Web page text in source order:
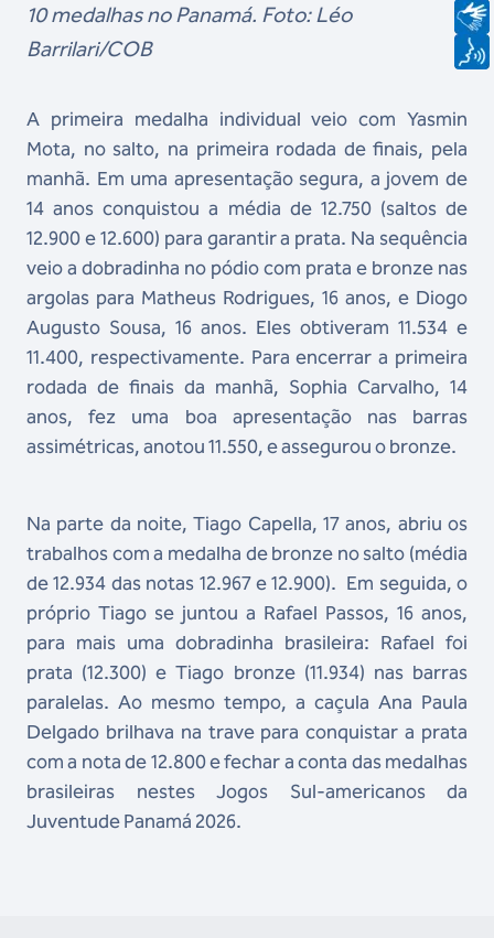
10 medalhas no Panamá. Foto: Léo
Barrilari/COB
A primeira medalha individual veio com Yasmin
Mota, no salto, na primeira rodada de finais, pela
manhã. Em uma apresentação segura, a jovem de
14 anos conquistou a média de 12.750 (saltos de
12.900 e 12.600) para garantir a prata. Na sequência
veio a dobradinha no pódio com prata e bronze nas
argolas para Matheus Rodrigues, 16 anos, e Diogo
Augusto Sousa, 16 anos. Eles obtiveram 11.534 e
11.400, respectivamente. Para encerrar a primeira
rodada de finais da manhã, Sophia Carvalho, 14
anos, fez uma boa apresentação nas barras
assimétricas, anotou 11.550, e assegurou o bronze.
Na parte da noite, Tiago Capella, 17 anos, abriu os
trabalhos com a medalha de bronze no salto (média
de 12.934 das notas 12.967 e 12.900). Em seguida, o
próprio Tiago se juntou a Rafael Passos, 16 anos,
para mais uma dobradinha brasileira: Rafael foi
prata (12.300) e Tiago bronze (11.934) nas barras
paralelas. Ao mesmo tempo, a caçula Ana Paula
Delgado brilhava na trave para conquistar a prata
com a nota de 12.800 e fechar a conta das medalhas
brasileiras nestes Jogos Sul-americanos da
Juventude Panamá 2026.